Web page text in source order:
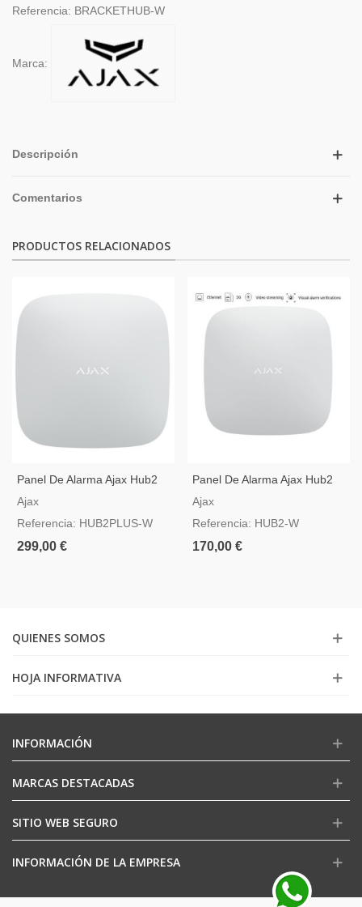
Referencia: BRACKETHUB-W
Marca:
Descripción
Comentarios
PRODUCTOS RELACIONADOS
Panel De Alarma Ajax Hub2
Plus Blanca Con GSM, 3G,
Ajax
Referencia: HUB2PLUS-W
299,00 €
Panel De Alarma Ajax Hub2
Blanco Compatible Con Video
Ajax
Referencia: HUB2-W
170,00 €
QUIENES SOMOS
HOJA INFORMATIVA
INFORMACIÓN
MARCAS DESTACADAS
SITIO WEB SEGURO
INFORMACIÓN DE LA EMPRESA